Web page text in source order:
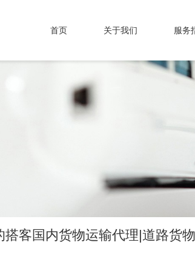
首页 关于我们 服务
搭客国内货物运输代理|道路货